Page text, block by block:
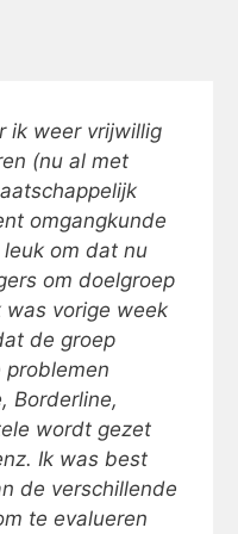
ik weer vrijwillig
(nu al met
omgangkunde
om dat nu
om doelgroep
vorige week
de groep
Borderline,
wordt gezet
Ik was best
de verschillende
te evalueren